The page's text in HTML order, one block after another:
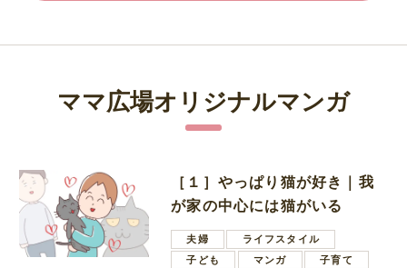
ママ広場オリジナルマンガ
［１］やっぱり猫が好き｜我
が家の中心には猫がいる
夫婦
ライフスタイル
子ども
マンガ
子育て